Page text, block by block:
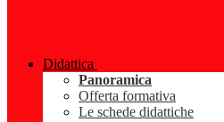
Didattica
Panoramica
Offerta formativa
Le schede didattiche